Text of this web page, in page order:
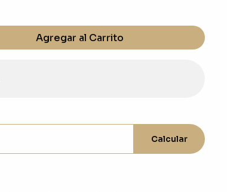
Agregar al Carrito
Calcular